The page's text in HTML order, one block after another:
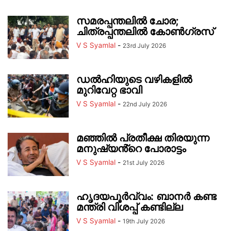
സമരപ്പന്തലിൽ ചോര;
ചിത്രപ്പന്തലിൽ കോൺഗ്രസ്
V S Syamlal - 23rd July 2026
ഡൽഹിയുടെ വഴികളിൽ
മുറിവേറ്റ ഭാവി
V S Syamlal - 22nd July 2026
മഞ്ഞിൽ പ്രതീക്ഷ തിരയുന്ന
മനുഷ്യൻ്റെ പോരാട്ടം
V S Syamlal - 21st July 2026
ഹൃദയപൂർവ്വം: ബാന‍ർ കണ്ട
മന്ത്രി വിശപ്പ് കണ്ടില്ല
V S Syamlal - 19th July 2026